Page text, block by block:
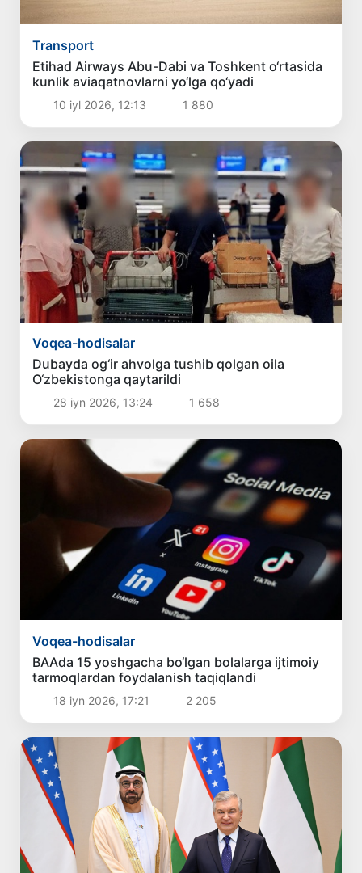
Transport
Etihad Airways Abu-Dabi va Toshkent o‘rtasida
kunlik aviaqatnovlarni yo‘lga qo‘yadi
10 iyl 2026, 12:13 1 880
Voqea-hodisalar
Dubayda og‘ir ahvolga tushib qolgan oila
O‘zbekistonga qaytarildi
28 iyn 2026, 13:24 1 658
Voqea-hodisalar
BAAda 15 yoshgacha bo‘lgan bolalarga ijtimoiy
tarmoqlardan foydalanish taqiqlandi
18 iyn 2026, 17:21 2 205